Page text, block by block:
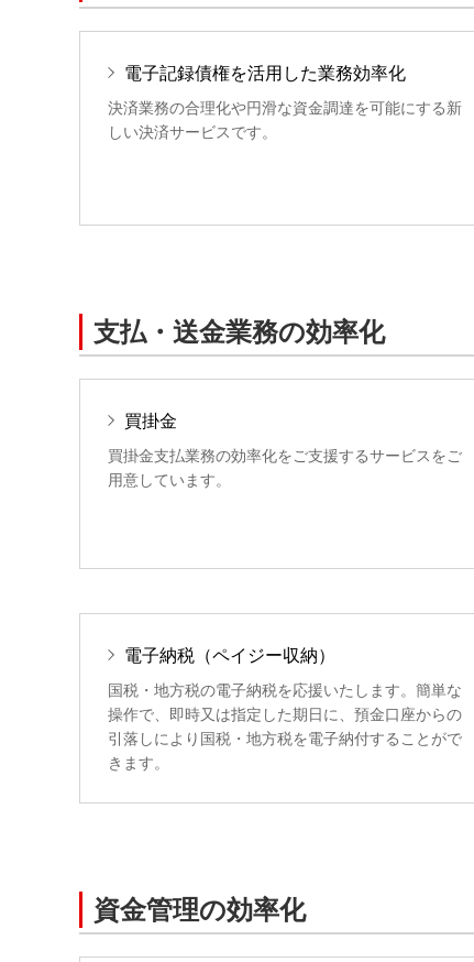
電子記録債権を活用した業務効率化
決済業務の合理化や円滑な資金調達を可能にする新
しい決済サービスです。
支払・送金業務の効率化
買掛金
買掛金支払業務の効率化をご支援するサービスをご
用意しています。
電子納税（ペイジー収納）
国税・地方税の電子納税を応援いたします。簡単な
操作で、即時又は指定した期日に、預金口座からの
引落しにより国税・地方税を電子納付することがで
きます。
資金管理の効率化